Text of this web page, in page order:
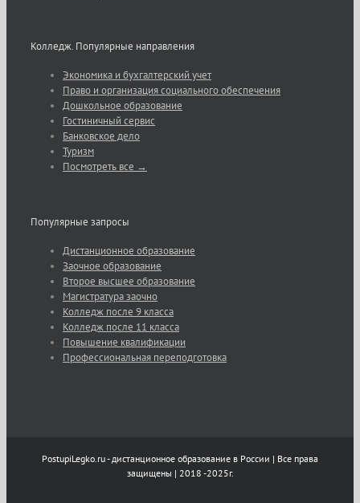
Колледж. Популярные направления
Экономика и бухгалтерский учет
Право и организация социального обеспечения
Дошкольное образование
Гостиничный сервис
Банковское дело
Туризм
Посмотреть все →
Популярные запросы
Дистанционное образование
Заочное образование
Второе высшее образование
Магистратура заочно
Колледж после 9 класса
Колледж после 11 класса
Повышение квалификации
Профессиональная переподготовка
PostupiLegko.ru - дистанционное образование в России | Все права
защищены | 2018 -2025г.